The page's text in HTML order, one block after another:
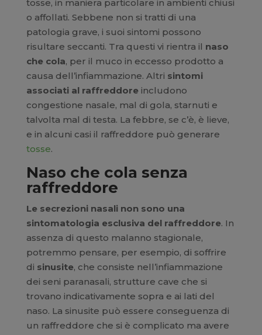
tosse, in maniera particolare in ambienti chiusi
o affollati. Sebbene non si tratti di una
patologia grave, i suoi sintomi possono
risultare seccanti. Tra questi vi rientra il naso
che cola, per il muco in eccesso prodotto a
causa dell’infiammazione. Altri sintomi
associati al raffreddoreincludono
congestione nasale, mal di gola, starnuti e
talvolta mal di testa. La febbre, se c’è, è lieve,
e in alcuni casi il raffreddore può generare
tosse.
Naso che cola senza
raffreddore
Le secrezioni nasali non sono una
sintomatologia esclusiva del raffreddore. In
assenza di questo malanno stagionale,
potremmo pensare, per esempio, di soffrire
di sinusite, che consiste nell’infiammazione
dei seni paranasali, strutture cave che si
trovano indicativamente sopra e ai lati del
naso. La sinusite può essere conseguenza di
un raffreddore che si è complicato ma avere